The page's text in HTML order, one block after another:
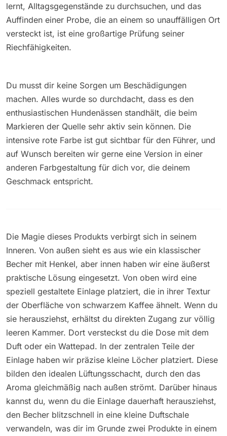
lernt, Alltagsgegenstände zu durchsuchen, und das
Auffinden einer Probe, die an einem so unauffälligen Ort
versteckt ist, ist eine großartige Prüfung seiner
Riechfähigkeiten.
Du musst dir keine Sorgen um Beschädigungen
machen. Alles wurde so durchdacht, dass es den
enthusiastischen Hundenässen standhält, die beim
Markieren der Quelle sehr aktiv sein können. Die
intensive rote Farbe ist gut sichtbar für den Führer, und
auf Wunsch bereiten wir gerne eine Version in einer
anderen Farbgestaltung für dich vor, die deinem
Geschmack entspricht.
Die Magie dieses Produkts verbirgt sich in seinem
Inneren. Von außen sieht es aus wie ein klassischer
Becher mit Henkel, aber innen haben wir eine äußerst
praktische Lösung eingesetzt. Von oben wird eine
speziell gestaltete Einlage platziert, die in ihrer Textur
der Oberfläche von schwarzem Kaffee ähnelt. Wenn du
sie herausziehst, erhältst du direkten Zugang zur völlig
leeren Kammer. Dort versteckst du die Dose mit dem
Duft oder ein Wattepad. In der zentralen Teile der
Einlage haben wir präzise kleine Löcher platziert. Diese
bilden den idealen Lüftungsschacht, durch den das
Aroma gleichmäßig nach außen strömt. Darüber hinaus
kannst du, wenn du die Einlage dauerhaft herausziehst,
den Becher blitzschnell in eine kleine Duftschale
verwandeln, was dir im Grunde zwei Produkte in einem